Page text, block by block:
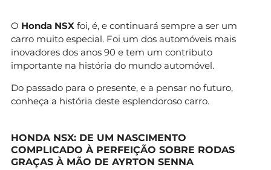
O Honda NSX foi, é, e continuará sempre a ser um
carro muito especial. Foi um dos automóveis mais
inovadores dos anos 90 e tem um contributo
importante na história do mundo automóvel.
Do passado para o presente, e a pensar no futuro,
conheça a história deste esplendoroso carro.
HONDA NSX: DE UM NASCIMENTO
COMPLICADO À PERFEIÇÃO SOBRE RODAS
GRAÇAS À MÃO DE AYRTON SENNA